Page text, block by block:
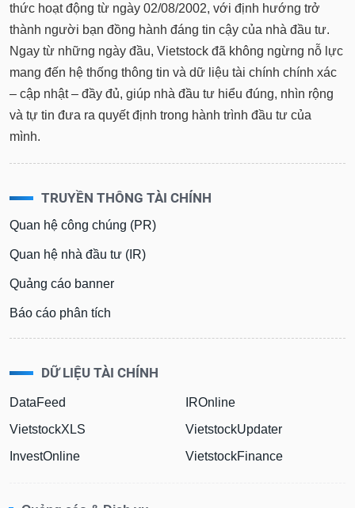
thức hoạt động từ ngày 02/08/2002, với định hướng trở
thành người bạn đồng hành đáng tin cậy của nhà đầu tư.
Ngay từ những ngày đầu, Vietstock đã không ngừng nỗ lực
mang đến hệ thống thông tin và dữ liệu tài chính chính xác
– cập nhật – đầy đủ, giúp nhà đầu tư hiểu đúng, nhìn rộng
và tự tin đưa ra quyết định trong hành trình đầu tư của
mình.
TRUYỀN THÔNG TÀI CHÍNH
Quan hệ công chúng (PR)
Quan hệ nhà đầu tư (IR)
Quảng cáo banner
Báo cáo phân tích
DỮ LIỆU TÀI CHÍNH
DataFeed
VietstockXLS
InvestOnline
IROnline
VietstockUpdater
VietstockFinance